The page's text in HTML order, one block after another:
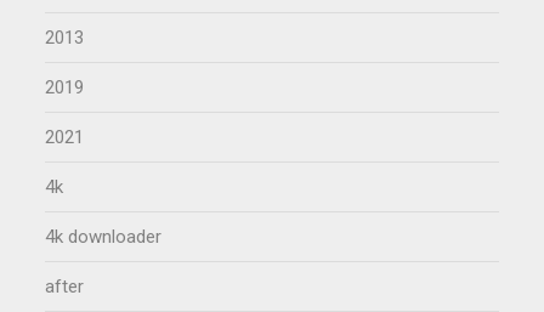
2013
2019
2021
4k
4k downloader
after